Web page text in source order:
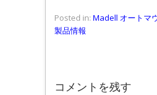
Posted in: Madell オートマ
製品情報
コメントを残す